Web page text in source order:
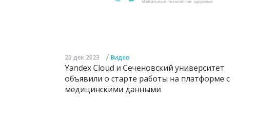
20 дек 2023 / Видео
Yandex Cloud и Сеченовский университет
объявили о старте работы на платформе с
медицинскими данными